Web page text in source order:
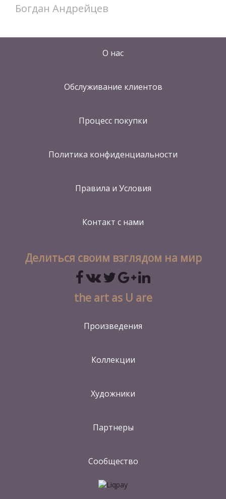
Богдан Андрейцев
О нас
Обслуживание клиентов
Процесс покупки
Политика конфиденциальности
Правила и Условия
Контакт с нами
Делиться своим взглядом на мир
the art as U are
Произведения
Коллекции
Художники
Партнеры
Сообщество